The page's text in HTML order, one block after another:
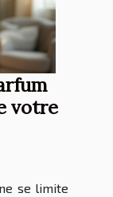
votre
se limite